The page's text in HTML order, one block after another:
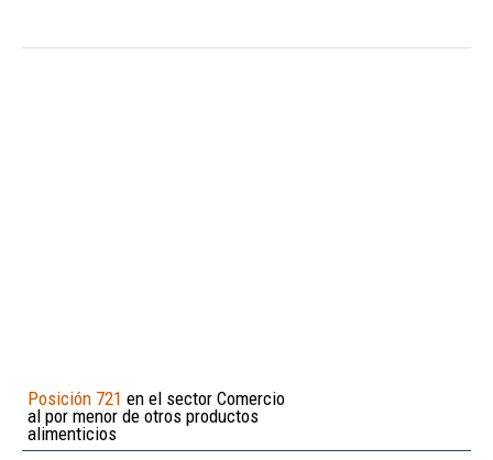
Posición 721 en el sector Comercio
al por menor de otros productos
alimenticios